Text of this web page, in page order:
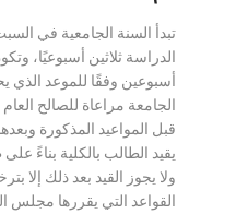
تبدأ السنة الجامعية في
الدراسة ثلاثين أسبوعيًا،
أسبوعين وفقًا للموعد
الجامعة مراعاة للصالح العام
قبل المواعيد المذكورة
يقيد الطالب بالكلية بناءً
ولا يجوز القيد بعد ذلك
القواعد التي يقررها مجلس